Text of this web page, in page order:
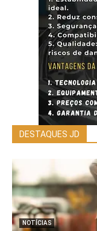
DESTAQUES JD
NOTÍCIAS